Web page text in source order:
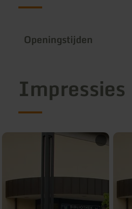
Openingstijden
Impressies